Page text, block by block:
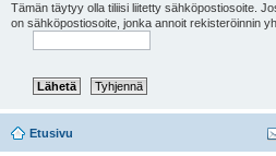
Tämän täytyy olla tiliisi liitetty sähköpostiosoite.
on sähköpostiosoite, jonka annoit rekisteröinnin
Etusivu